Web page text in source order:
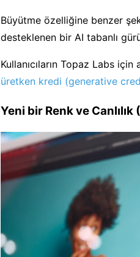
Büyütme özelliğine benzer
desteklenen bir AI tabanlı
Kullanıcıların Topaz Labs
üretken kredi (generative
Yeni bir Renk ve